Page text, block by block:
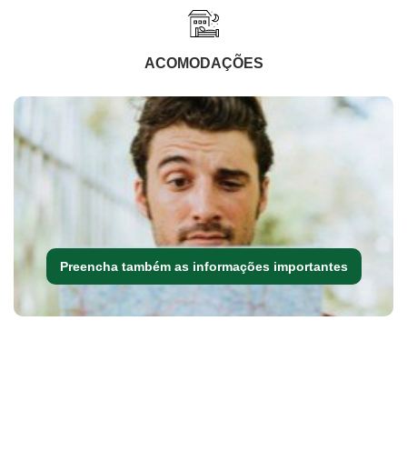
ACOMODAÇÕES
Preencha também as informações importantes